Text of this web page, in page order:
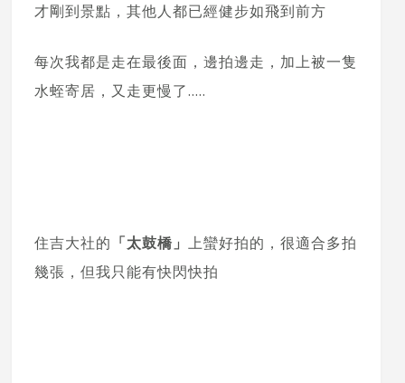
才剛到景點，其他人都已經健步如飛到前方
每次我都是走在最後面，邊拍邊走，加上被一隻
水蛭寄居，又走更慢了…..
住吉大社的 「太鼓橋」上蠻好拍的，很適合多拍
幾張，但我只能有快閃快拍